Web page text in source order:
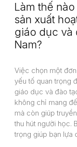
Làm thế
sản xuất
giáo dục và
Nam?
Việc chọn một
yếu tố quan trọng
giáo dục và đào
không chỉ mang
mà còn giúp
thu hút người học.
trọng giúp bạn lựa